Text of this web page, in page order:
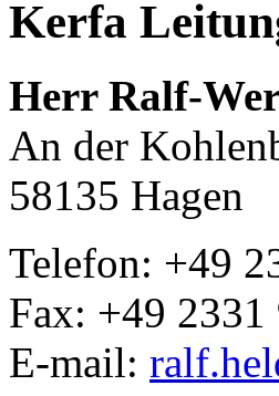
Kerfa
Herr Ralf-
An der
58135 Hagen
Telefon: +49
Fax: +49 2331
E-mail: